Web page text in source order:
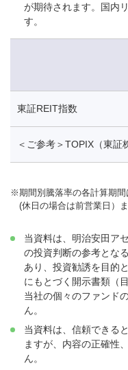
が期待されます。国内
す。
東証REIT指数
＜ご参考＞TOPIX（東証
※期間別騰落率の各計算期
(休日の場合は前営業日）ま
当資料は、明治安田ア
の投資判断の参考とな
あり、投資勧誘を目的
にもとづく開示書類（
当社の個々のファンド
ん。
当資料は、信頼できる
ますが、内容の正確性
ん。